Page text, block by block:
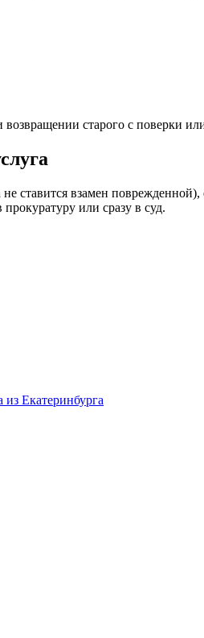
старого с поверки
ставится взамен
или сразу в суд.
Екатеринбурга